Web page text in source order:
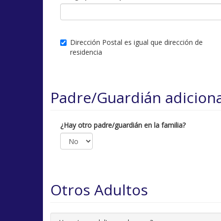
Dirección Postal es igual que dirección de
residencia
Padre/Guardián
¿Hay otro padre/guardián en la familia?
Otros Adultos